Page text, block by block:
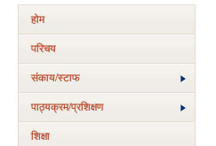
होम
परिचय
संकाय/स्‍टाफ
पाठ्यक्रम/प्रशिक्षण
शिक्षा